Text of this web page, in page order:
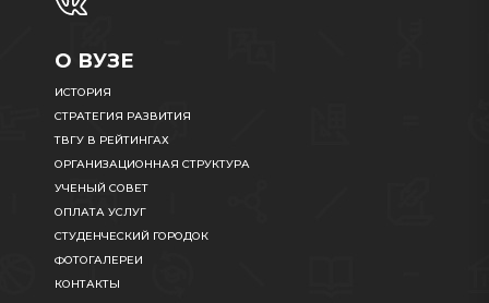
О ВУЗЕ
ИСТОРИЯ
СТРАТЕГИЯ РАЗВИТИЯ
ТВГУ В РЕЙТИНГАХ
ОРГАНИЗАЦИОННАЯ СТРУКТУРА
УЧЕНЫЙ СОВЕТ
ОПЛАТА УСЛУГ
СТУДЕНЧЕСКИЙ ГОРОДОК
ФОТОГАЛЕРЕИ
КОНТАКТЫ